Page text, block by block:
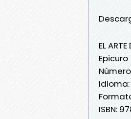
EL
Epicuro
ISBN: